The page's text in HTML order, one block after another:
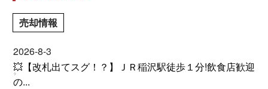
売却情報
2026-8-3
💥【改札出てスグ！？】ＪＲ稲沢駅徒歩１分!飲食店歓迎
の...